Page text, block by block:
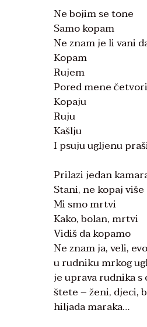
Ne bojim se tone
Samo kopam
Ne znam je li vani
Kopam
Rujem
Pored mene
Kopaju
Ruju
Kašlju
I psuju ugljenu
Prilazi jedan
Stani, ne kopaj više
Mi smo mrtvi
Kako, bolan, mrtvi
Vidiš da kopamo
Ne znam ja, veli,
u rudniku mrkog
je uprava rudnika
štete – ženi, djeci,
hiljada maraka…